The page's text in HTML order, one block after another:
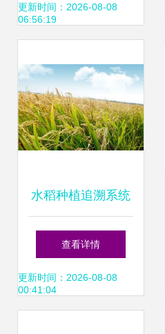
以土豆、小麦、稻
更新时间：2026-08-08
06:56:19
水稻种植追溯系统
与种子追溯系统的
功能解析
查看详情
更新时间：2026-08-08
00:41:04